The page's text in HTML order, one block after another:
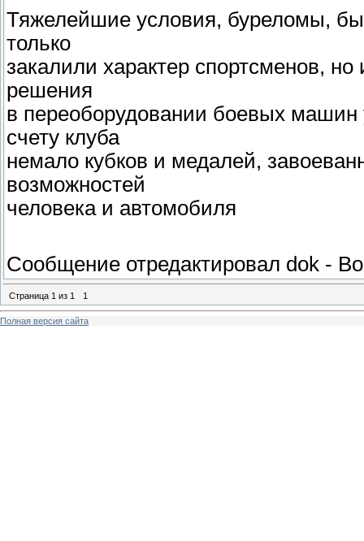
Тяжелейшие условия, буреломы,
только
закалили характер спортсменов,
решения
в переоборудовании боевых
счету клуба
немало кубков и медалей,
возможностей
человека и автомобиля
Сообщение отредактировал dok -
Страница 1 из 1 1
Полная версия сайта